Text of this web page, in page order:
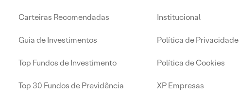
Carteiras Recomendadas
Guia de Investimentos
Top Fundos de Investimento
Top 30 Fundos de Previdência
Institucional
Política de Privacidade
Política de Cookies
XP Empresas